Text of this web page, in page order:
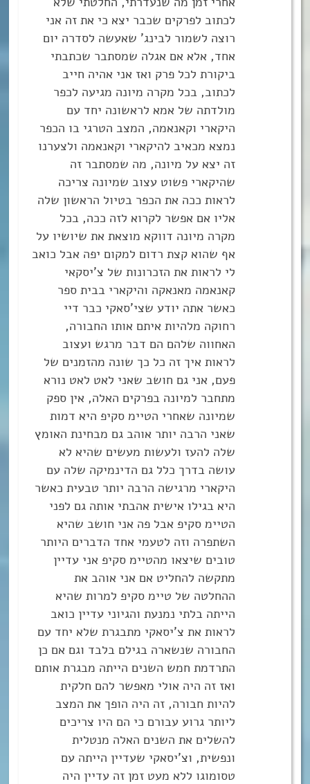
לכתוב לפרקים שכבר יצא כי את זה אני
רוצה לשמור לבינג’ שאעשה לסדרה יום
אחד, אלא אם אגלה שמסתבר שכתבתי
ביקורת לכל פרק ואז אני אהיה חייב
לכתוב, בכל מקרה מיונה מגיעה לכפר
מולדתה של אמא לראשונה יחד עם
היקארי וקאנאמה, המצב הטרגי בו הכפר
נמצא מכאיב להיקארי וקאנאמה ולצערנו
זה יצא על מיונה, מה שמסתבר זה
שהיקארי פשוט עצוב שמיונה צריכה
לראות ככה את הכפר בטיול הראשון שלה
אליו אם אפשר לקרוא לזה ככה, בכל
מקרה מיונה דווקא מוצאת את שיושיו על
אף שהוא קצת רדום למקום יפה אבל כואב
לי לראות את הזכרונות של צ’יסקאי
קאנאמה מאנאקה והיקארי בבית ספר
כאשר אתה יודע שצי’סאקי כבר דיי
רחוקה מלהיות איתם אותו החבורה,
האחווה שלהם הם דבר מרגש ועצוב
לראות איך זה כל כך שונה מהזמנים של
פעם, אני גם חושב שאני לאט לאט נורא
מתחבר למיונה בפרקים האלה, אין ספק
שמיונה שאחרי הטיימ סקיפ היא דמות
שאני הרבה יותר אוהב גם מבחינת האומץ
שלה להעז ולעשות מעשים שהיא לא
עושה בדרך כלל גם הדינמיקה שלה עם
היקארי מרגישה הרבה יותר טבעית כאשר
היא בגילו אישית אהבתי אותה גם לפני
הטיימ סקיפ אבל פה אני חושב שהיא
השתפרה וזה לטעמי אחד הדברים היותר
טובים שיצאו מהטיימ סקיפ אני עדיין
מתקשה להחליט אם אני אוהב את
ההחלטה של טיימ סקיפ למרות שהיא
הייתה בלתי נמנעת והגיוני עדיין כואב
לראות את צ’יסאקי מתבגרת שלא יחד עם
החבורה שנשארה בגילם בלבד וגם אם כן
התרדמת חמש השנים הייתה מבגרת אותם
ואז זה היה אולי מאפשר להם חלקית
להיות חבורה, זה היה הופך את המצב
ליותר גרוע עבורם כי הם היו צריכים
להשלים את השנים האלה מנטלית
ונפשית, וצ’יסאקי שעדיין הייתה עם
טסומוגו ללא מעט זמן זה עדיין היה